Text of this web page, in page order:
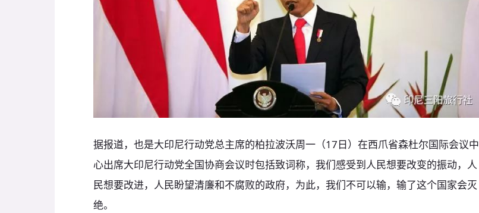
据报道，也是大印尼行动党总主席的柏拉波沃周一（17日）在西爪省森杜尔国际会议中
心出席大印尼行动党全国协商会议时包括致词称，我们感受到人民想要改变的振动，人
民想要改进，人民盼望清廉和不腐败的政府，为此，我们不可以输，输了这个国家会灭
绝。